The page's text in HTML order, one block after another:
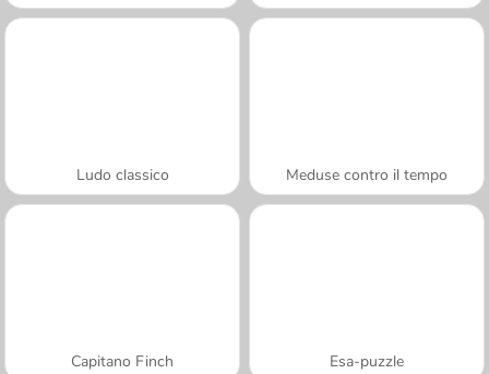
Ludo classico Meduse contro il tempo
Capitano Finch Esa-puzzle